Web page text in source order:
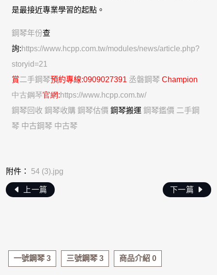
是最接近專業學習的起點。
鋼琴年份查
詢:https://www.hcpp.com.tw/modules/news/article.php?
storyid=21
賞二手鋼琴預約專線:0909027391 丞磐鋼琴 Champion
中古鋼琴官網:https://www.hcpp.com.tw/
鋼琴回收 鋼琴收購 鋼琴估價 鋼琴搬運 鋼琴鑑價 二手鋼
琴 中古鋼琴 中古琴
附件： 54 (3).jpg
上一篇 下一篇
一號鋼琴 3 三號鋼琴 3 商品介紹 0